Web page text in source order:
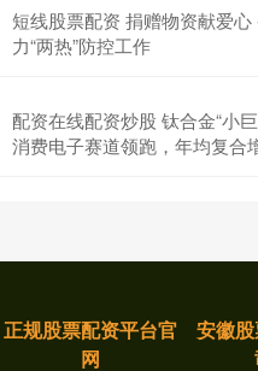
短线股票配资 捐赠物资献爱
力“两热”防控工作
配资在线配资炒股 钛合金“小
消费电子赛道领跑，年均复合
正规股票配资平台官
网
安徽